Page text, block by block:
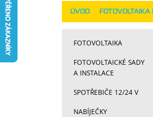
FOTOVOLTAIKA
FOTOVOLTAICKÉ SADY
A INSTALACE
SPOTŘEBIČE 12/24 V
NABÍJEČKY
ÚVOD FOTOVOLTAIKA